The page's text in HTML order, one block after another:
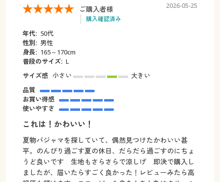
ご購入者様
購入確認済み
2026-05-25
年代: 50代
性別: 男性
身長: 165～170cm
普段のサイズ: L
サイズ感 小さい
大きい
品質
お買い得感
使いやすさ
これは！かわいい！
夏物パジャマを探していて、偶然見つけたかわいい甚
平。のんびり過ごす夏の休日、だらだら過ごすのにちょ
うど良いです 生地もさらさらで涼しげ 即決で購入し
ましたが、届いたらすごく良かった！レビューみたら高